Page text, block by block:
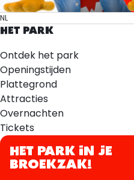
NL
HET PARK
Ontdek het park
Openingstijden
Plattegrond
Attracties
Overnachten
Tickets
HET PARK IN JE
BROEKZAK!